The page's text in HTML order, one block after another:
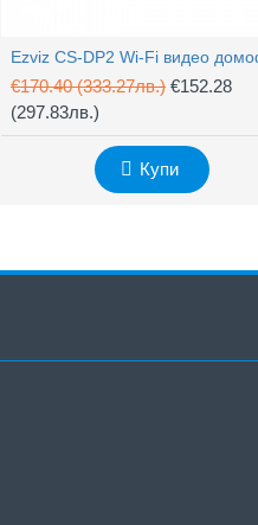
€170.40(333.27лв.) €152.28
(297.83лв.)
Купи